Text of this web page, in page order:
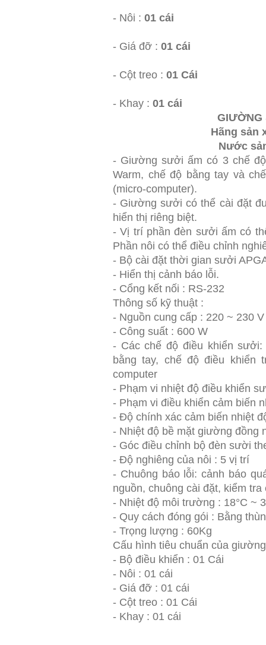
- Nôi : 01 cái
- Giá đỡ : 01 cái
- Cột treo : 01 Cái
- Khay : 01 cái
GIƯỜNG
Hãng sản
Nước
- Giường sưởi ấm có 3 chế
Warm, chế độ bằng tay và
(micro-computer).
- Giường sưởi có thể cài đặt
hiển thị riêng biệt.
- Vị trí phần đèn sưởi ấm có
Phần nôi có thể điều chỉnh
- Bộ cài đặt thời gian sưởi
- Hiển thị cảnh báo lỗi.
- Cổng kết nối : RS-232
Thông số kỹ thuật :
- Nguồn cung cấp : 220 ~ 230
- Công suất : 600 W
- Các chế độ điều khiển
bằng tay, chế độ điều khiển
computer
- Phạm vi nhiệt độ điều khiển
- Phạm vi điều khiển cảm biến
- Độ chính xác cảm biến nhiệt
- Nhiệt độ bề mặt giường đồng
- Góc điều chỉnh bộ đèn sười
- Độ nghiêng của nôi : 5 vị trí
- Chuông báo lỗi: cảnh báo
nguồn, chuông cài đặt, kiểm tra
- Nhiệt độ môi trường : 18°C ~
- Quy cách đóng gói : Bằng
- Trọng lượng : 60Kg
Cấu hình tiêu chuẩn của
- Bộ điều khiển : 01 Cái
- Nôi : 01 cái
- Giá đỡ : 01 cái
- Cột treo : 01 Cái
- Khay : 01 cái